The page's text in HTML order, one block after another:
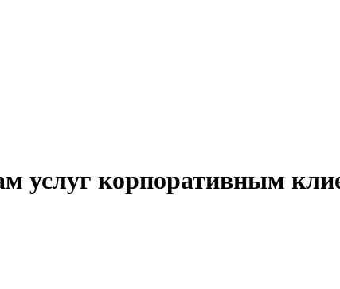
услуг корпоративным